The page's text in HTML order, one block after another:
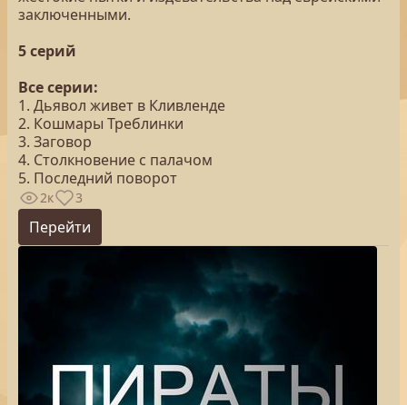
заключенными.
5 серий
Все серии:
1. Дьявол живет в Кливленде
2. Кошмары Треблинки
3. Заговор
4. Столкновение с палачом
5. Последний поворот
2к 3
Перейти